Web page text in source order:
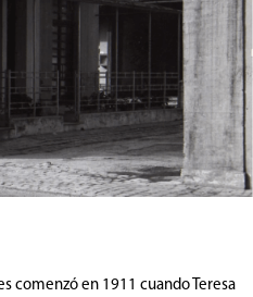
comenzó en 1911 cuando Teresa